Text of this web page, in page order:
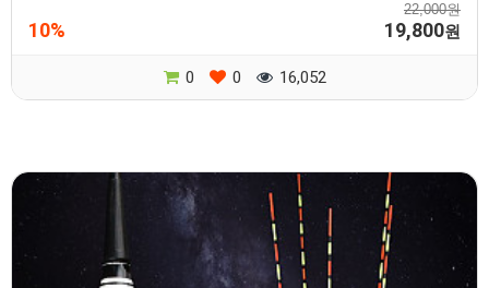
22,000원
10% 19,800원
0 0 16,052